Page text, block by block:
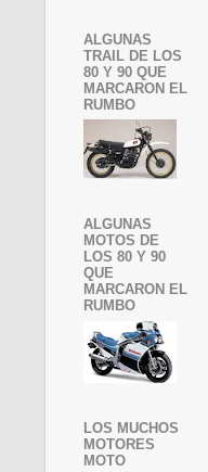
ALGUNAS
TRAIL DE LOS
80 Y 90 QUE
MARCARON EL
RUMBO
ALGUNAS
MOTOS DE
LOS 80 Y 90
QUE
MARCARON EL
RUMBO
LOS MUCHOS
MOTORES
MOTO